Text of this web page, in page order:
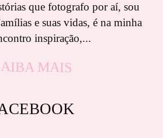
que fotografo por aí, sou
e suas vidas, é na minha
inspiração,...
MAIS